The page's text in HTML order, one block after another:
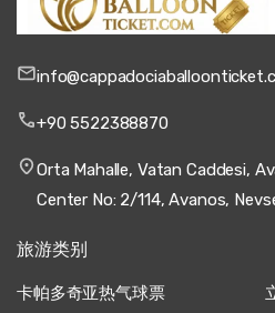
+90 5522388870
Orta Mahalle, Vatan Caddesi,
Center No: 2/114, Avanos,
旅游类别
卡帕多奇亚热气球票